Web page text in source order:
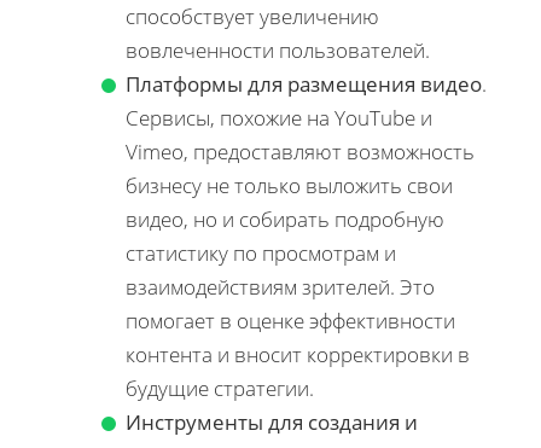
способствует увеличению
вовлеченности пользователей.
Платформы для размещения видео.
Сервисы, похожие на YouTube и
Vimeo, предоставляют возможность
бизнесу не только выложить свои
видео, но и собирать подробную
статистику по просмотрам и
взаимодействиям зрителей. Это
помогает в оценке эффективности
контента и вносит корректировки в
будущие стратегии.
Инструменты для создания и